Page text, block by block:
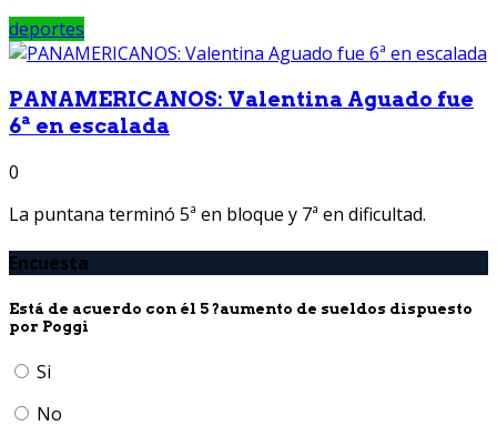
deportes
PANAMERICANOS: Valentina Aguado fue
6ª en escalada
0
La puntana terminó 5ª en bloque y 7ª en dificultad.
Encuesta
Está de acuerdo con él 5 ?aumento de sueldos dispuesto
por Poggi
Si
No